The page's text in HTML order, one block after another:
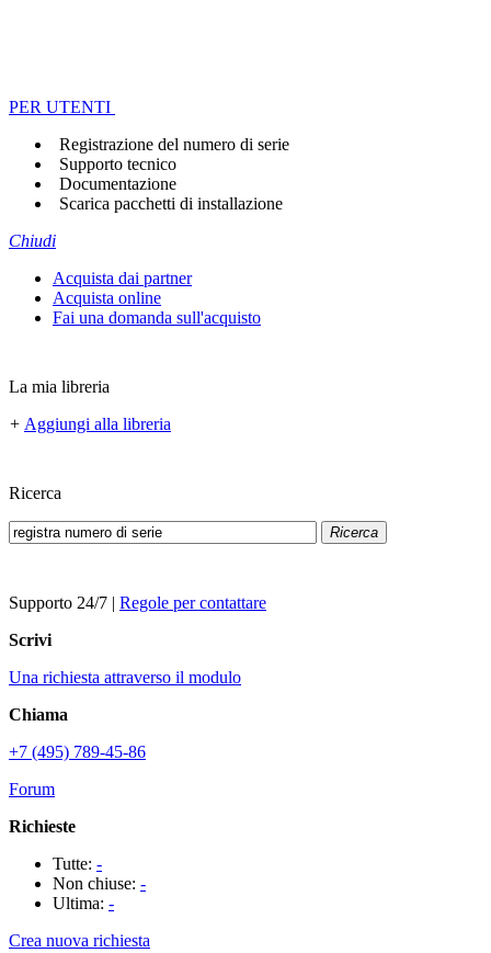
PER UTENTI
Registrazione del numero di serie
Supporto tecnico
Documentazione
Scarica pacchetti di installazione
Chiudi
Acquista dai partner
Acquista online
Fai una domanda sull'acquisto
La mia libreria
+ Aggiungi alla libreria
Ricerca
Ricerca
Supporto 24/7 | Regole per contattare
Scrivi
Una richiesta attraverso il modulo
Chiama
+7 (495) 789-45-86
Forum
Richieste
Tutte: -
Non chiuse: -
Ultima: -
Crea nuova richiesta